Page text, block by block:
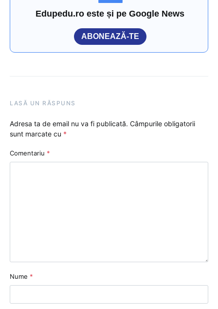
Edupedu.ro este și pe Google News
ABONEAZĂ-TE
LASĂ UN RĂSPUNS
Adresa ta de email nu va fi publicată. Câmpurile obligatorii
sunt marcate cu *
Comentariu *
Nume *